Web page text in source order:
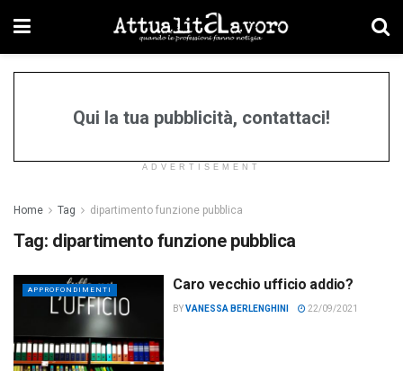
Qui la tua pubblicità, contattaci!
ADVERTISEMENT
Home Tag dipartimento funzione pubblica
Tag: dipartimento funzione pubblica
APPROFONDIMENTI Caro vecchio ufficio addio?
BYVANESSA BERLENGHINI 22/09/2021